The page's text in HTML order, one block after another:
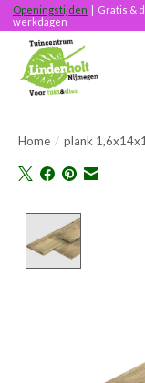
Openingstijden | Gratis &
werkdagen
Home / plank